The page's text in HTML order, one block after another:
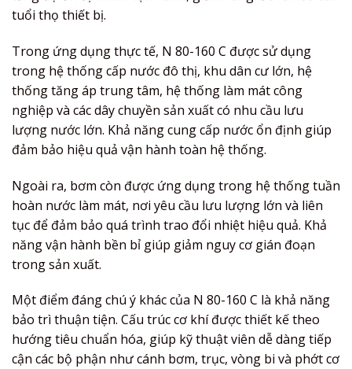
tuổi thọ thiết bị.
Trong ứng dụng thực tế, N 80-160 C được sử dụng
trong hệ thống cấp nước đô thị, khu dân cư lớn, hệ
thống tăng áp trung tâm, hệ thống làm mát công
nghiệp và các dây chuyền sản xuất có nhu cầu lưu
lượng nước lớn. Khả năng cung cấp nước ổn định giúp
đảm bảo hiệu quả vận hành toàn hệ thống.
Ngoài ra, bơm còn được ứng dụng trong hệ thống tuần
hoàn nước làm mát, nơi yêu cầu lưu lượng lớn và liên
tục để đảm bảo quá trình trao đổi nhiệt hiệu quả. Khả
năng vận hành bền bỉ giúp giảm nguy cơ gián đoạn
trong sản xuất.
Một điểm đáng chú ý khác của N 80-160 C là khả năng
bảo trì thuận tiện. Cấu trúc cơ khí được thiết kế theo
hướng tiêu chuẩn hóa, giúp kỹ thuật viên dễ dàng tiếp
cận các bộ phận như cánh bơm, trục, vòng bi và phớt cơ